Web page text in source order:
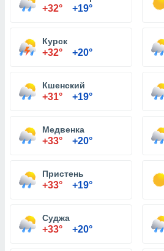
+32° +19°
Курск
+32° +20°
Кшенский
+31° +19°
Медвенка
+33° +20°
Пристень
+33° +19°
Суджа
+33° +20°